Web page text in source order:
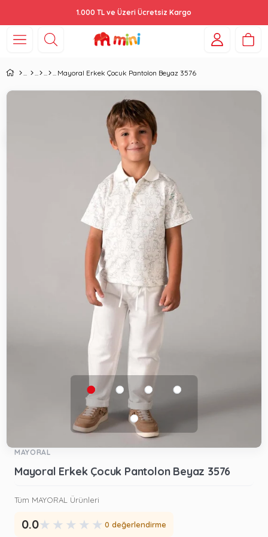
1.000 TL ve Üzeri Ücretsiz Kargo
Mayoral Erkek Çocuk Pantolon Beyaz 3576
MAYORAL
Mayoral Erkek Çocuk Pantolon Beyaz 3576
Tüm MAYORAL Ürünleri
0.0★ ★ ★ ★ ★ 0 değerlendirme